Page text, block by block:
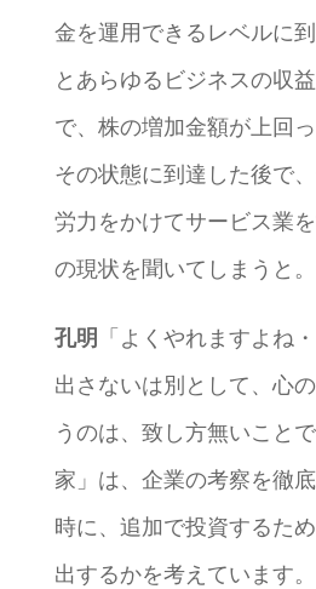
金を運用できるレベルに
とあらゆるビジネスの収
で、株の増加金額が上回っ
その状態に到達した後で
労力をかけてサービス業
の現状を聞いてしまうと。
孔明
「よくやれますよね
出さないは別として、心
うのは、致し方無いこと
家」は、企業の考察を徹
時に、追加で投資するた
出するかを考えています。